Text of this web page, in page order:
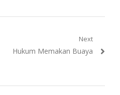
Next
Next
Hukum Memakan Buaya